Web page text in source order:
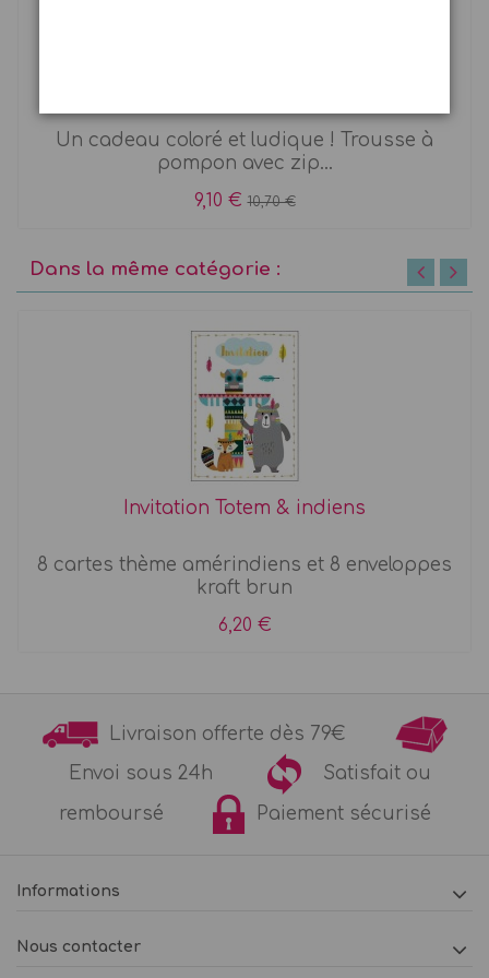
Un cadeau coloré et ludique ! Trousse à
pompon avec zip...
9,10 €10,70 €
Dans la même catégorie :
Invitation Totem & indiens
8 cartes thème amérindiens et 8 enveloppes
kraft brun
6,20 €
Livraison offerte dès 79€
Envoi sous 24h
Satisfait ou
remboursé
Paiement sécurisé
Informations
Nous contacter